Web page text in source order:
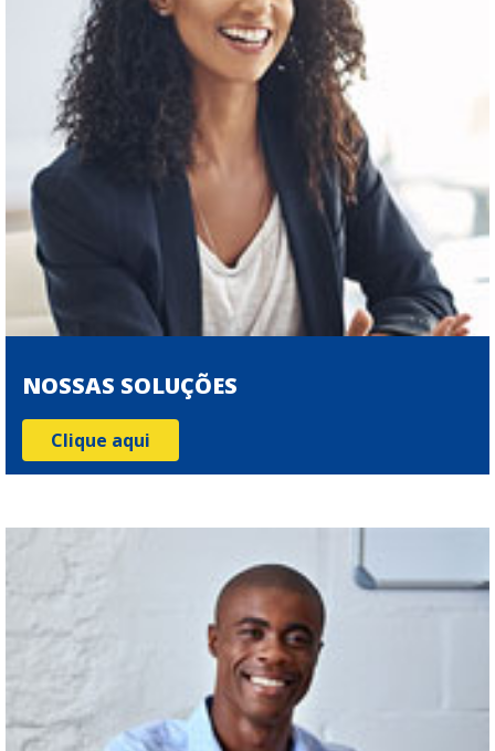
NOSSAS SOLUÇÕES
Clique aqui